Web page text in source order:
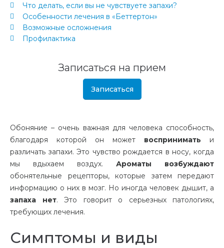
Что делать, если вы не чувствуете запахи?
Особенности лечения в «Беттертон»
Возможные осложнения
Профилактика
Записаться на прием
Записаться
Обоняние – очень важная для человека способность,
благодаря которой он может воспринимать и
различать запахи. Это чувство рождается в носу, когда
мы вдыхаем воздух. Ароматы
возбуждают
обонятельные рецепторы, которые затем передают
информацию о них в мозг. Но иногда человек дышит, а
запаха нет. Это говорит о серьезных патологиях,
требующих лечения.
Симптомы и виды